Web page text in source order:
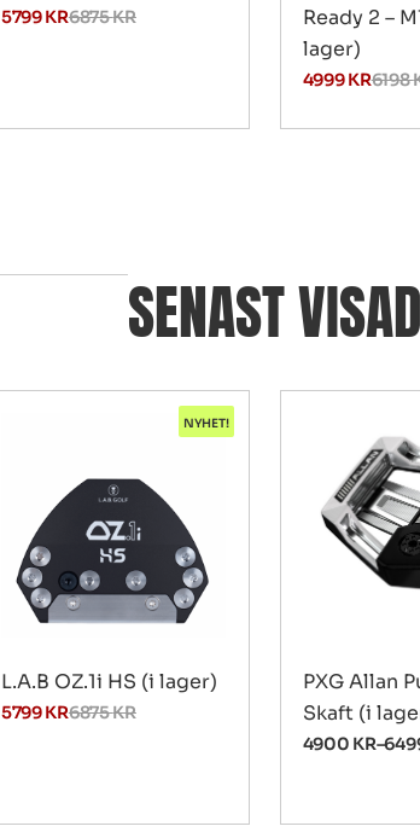
6875KR
5799KR
Ready 2 –
lager)
6198
4999KR
SENAST
NYHET!
L.A.B OZ.1i HS (i lager)
6875KR
5799KR
PXG Allan
Skaft (i
4900 KR–